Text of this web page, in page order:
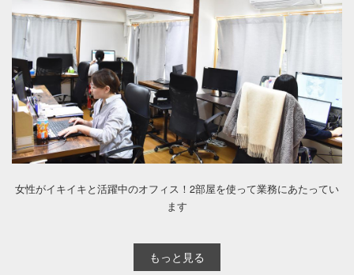
女性がイキイキと活躍中のオフィス！2部屋を使って業務にあたってい
ます
もっと見る